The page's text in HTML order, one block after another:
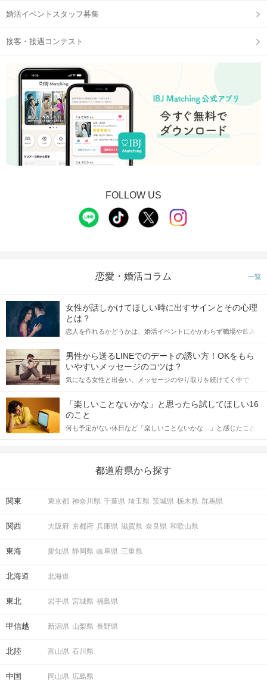
婚活イベントスタッフ募集
接客・接遇コンテスト
FOLLOW US
恋愛・婚活コラム 一覧
女性が話しかけてほしい時に出すサインとその心理
とは？
恋人を作れるかどうかは、婚活イベントにかかわらず職場や飲み
てアプローチできるかにも左右されます。 これから恋人作りを本
格的に始めようとしている方は、女性が異性を求めて出すサイン
をしっかりと理解し、正しい行動に移せるかどうかが重要。 この
記事では、女性が話しかけて欲しい時に出すサインとその心理を
合にどのような行動に繋げるべきかをご紹介していきます。
男性から送るLINEでのデートの誘い方！OKをもら
いやすいメッセージのコツは？
気になる女性と出会い、メッセージのやり取りを続けてく中で
しかし、中には「どう誘ったらいいの？」とお困りの男性もいら
っしゃるのではないでしょうか。 そこで今回は、男性から女性へ
送るLINEでのデートの誘い方のコツをご紹介します。例文も混じ
えながら解説するので、ぜひ参考にしてください。
「楽しいことないかな」と思ったら試してほしい16
のこと
何も予定がない休日など「楽しいことないかな…」と感じたこと
の楽しいことアイデアを集めました♪ いままさに楽しいことを探し
都道府県から探す
関東 東京都 神奈川県 千葉県 埼玉県 茨城県 栃木県 群馬県
関西 大阪府 京都府 兵庫県 滋賀県 奈良県 和歌山県
東海 愛知県 静岡県 岐阜県 三重県
北海道 北海道
東北 岩手県 宮城県 福島県
甲信越 新潟県 山梨県 長野県
北陸 富山県 石川県
中国 岡山県 広島県